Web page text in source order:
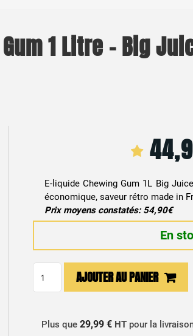
1 Litre – Big
E-liquide Chewing Gum 1L Big
économique, saveur rétro made in
Prix moyens constatés: 54,90€
En
XXL
AJOUTER AU PANIER
Plus que29,99 € HT pour la